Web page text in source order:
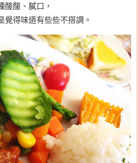
酸酸、膩口，
覺得味道有些些不搭調。